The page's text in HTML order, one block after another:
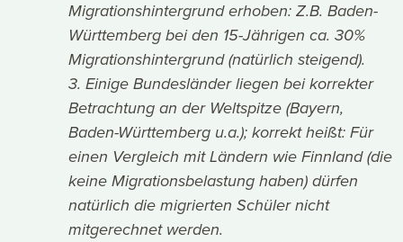
Migrationshintergrund erhoben: Z.B. Baden-
Württemberg bei den 15-Jährigen ca. 30%
Migrationshintergrund (natürlich steigend).
3. Einige Bundesländer liegen bei korrekter
Betrachtung an der Weltspitze (Bayern,
Baden-Württemberg u.a.); korrekt heißt: Für
einen Vergleich mit Ländern wie Finnland (die
keine Migrationsbelastung haben) dürfen
natürlich die migrierten Schüler nicht
mitgerechnet werden.